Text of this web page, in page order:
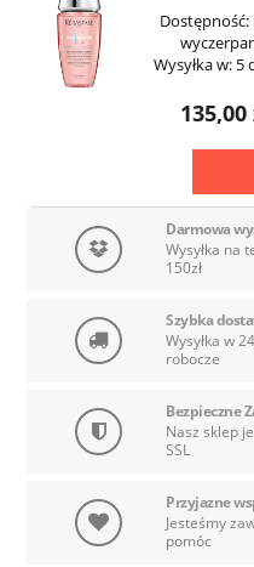
Dostępność:
Wysyłka w: 5
135,00
Darmowa
Wysyłka na
150zł
Szybka
Wysyłka w
robocze
Bezpieczne
Nasz sklep
SSL
Przyjazne
Jesteśmy
pomóc